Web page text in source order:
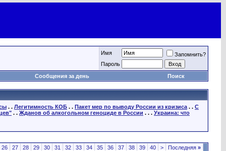
Имя
Запомнить?
Пароль
Сообщения за день
Поиск
. . Легитимность КОБ . . Пакет мер по выводу России из кризиса . . С
. . Жданов об алкогольном геноциде в России . . . Украина: что
26 27 28 29 30 31 32 33 34 35 36 37 38 39 40 > Последняя »